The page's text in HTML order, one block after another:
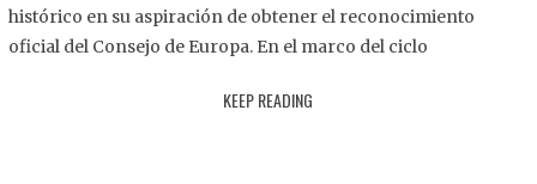
2
histórico en su aspiración de obtener el reconocimiento
oficial del Consejo de Europa. En el marco del ciclo
KEEP READING